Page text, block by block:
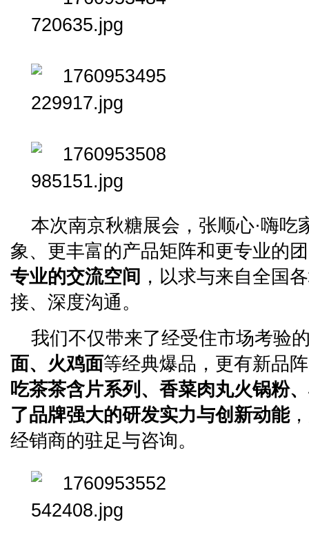
本次南京秋糖展会，张顺心·嗨吃
象、更丰富的产品矩阵和更专业的
专业的交流空间 ，以求与来自全国
接、深度沟通。
我们不仅带来了经受住市场考验
面、火鸡面等经典爆品，更有新品
吃茶茶含片系列、香菜肉丸火锅粉
了品牌强大的研发实力与创新动能
经销商的驻足与咨询。